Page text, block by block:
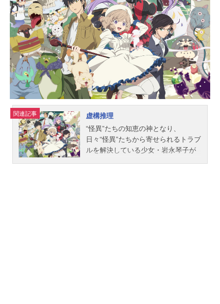
トールズ：松田健一郎アシェラッ
ド：内田直哉クヌート：小野賢章ト
ルケル：大塚明夫ビョルン：安元洋
貴フローキ：斧アツシレイフ：上田
燿司ヘルガ：高梁碧ユルヴァ：生天
目仁美ラグナル：浦山迅ヴィリヴァ
ルド：日野聡アスゲート：竹内良太
スヴェン王：菅生隆之トルグリム：
後藤ヒロキアトリ：高橋伸也耳：古
川慎アーレ：市来光弘ハーフダン：
下山吉光スタッフ原作：幸村誠「ヴ
ィンランド・サガ」（講談社「アフ
タヌーン」連載）監督：籔田修平シ
リーズ構成・脚本：瀬古浩司脚本：
関連記事
虚構推理
“怪異”たちの知恵の神となり、
日々“怪異”たちから寄せられるトラブ
ルを解決している少女・岩永琴子が